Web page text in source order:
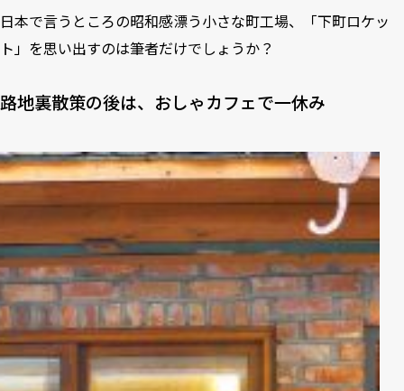
日本で言うところの昭和感漂う小さな町工場、「下町ロケッ
ト」を思い出すのは筆者だけでしょうか？
路地裏散策の後は、おしゃカフェで一休み